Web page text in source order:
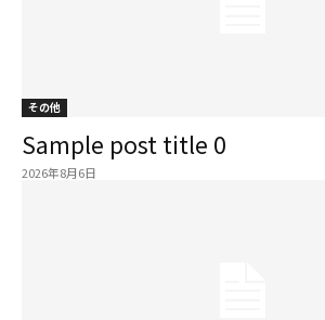
その他
Sample post title 0
2026年8月6日